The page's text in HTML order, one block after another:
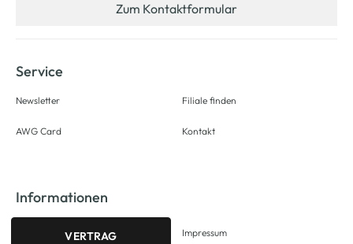
Zum Kontaktformular
Service
Newsletter
AWG Card
Filiale finden
Kontakt
Informationen
VERTRAG
Impressum